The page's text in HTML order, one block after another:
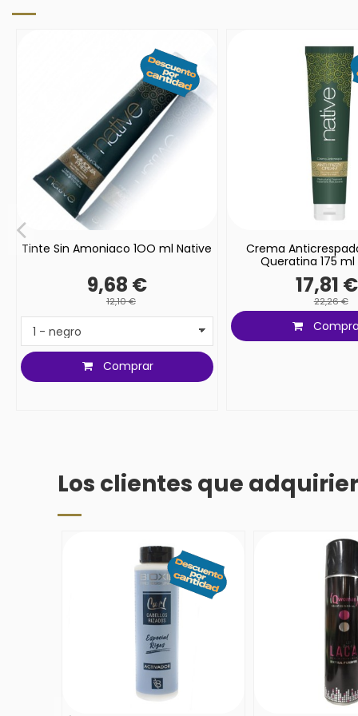
Tinte Sin Amoniaco 1OO ml Native
9,68 €
12,10 €
Comprar
Crema
Queratina 175
17,81 €
22,26 €
Los clientes que